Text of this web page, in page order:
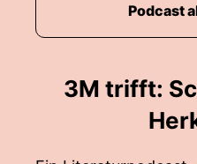
3M trifft:
Podcast